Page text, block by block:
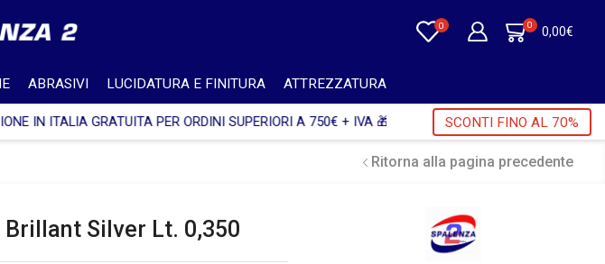
0 0 0,00€
ABRASIVI LUCIDATURA E FINITURA ATTREZZATURA
ORDINI SUPERIORI A 750€ + IVA 🎁 SCONTI FINO AL 70%
Ritorna alla pagina precedente
Brillant Silver Lt. 0,350